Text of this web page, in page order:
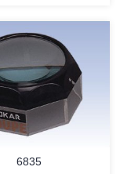
详情
6835